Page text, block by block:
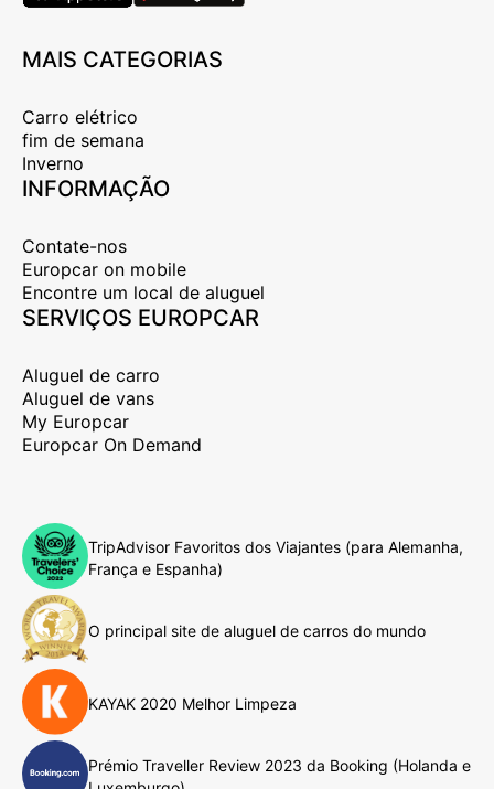
MAIS CATEGORIAS
Carro elétrico
fim de semana
Inverno
INFORMAÇÃO
Contate-nos
Europcar on mobile
Encontre um local de aluguel
SERVIÇOS EUROPCAR
Aluguel de carro
Aluguel de vans
My Europcar
Europcar On Demand
TripAdvisor Favoritos dos Viajantes (para Alemanha,
França e Espanha)
O principal site de aluguel de carros do mundo
KAYAK 2020 Melhor Limpeza
Prémio Traveller Review 2023 da Booking (Holanda e